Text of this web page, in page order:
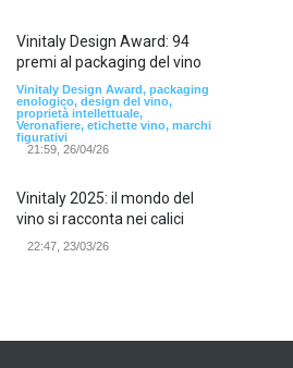
Vinitaly Design Award: 94
premi al packaging del vino
Vinitaly Design Award, packaging
enologico, design del vino,
proprietà intellettuale,
Veronafiere, etichette vino, marchi
figurativi
21:59, 26/04/26
Vinitaly 2025: il mondo del
vino si racconta nei calici
22:47, 23/03/26
Model Expo Italy 2025 a